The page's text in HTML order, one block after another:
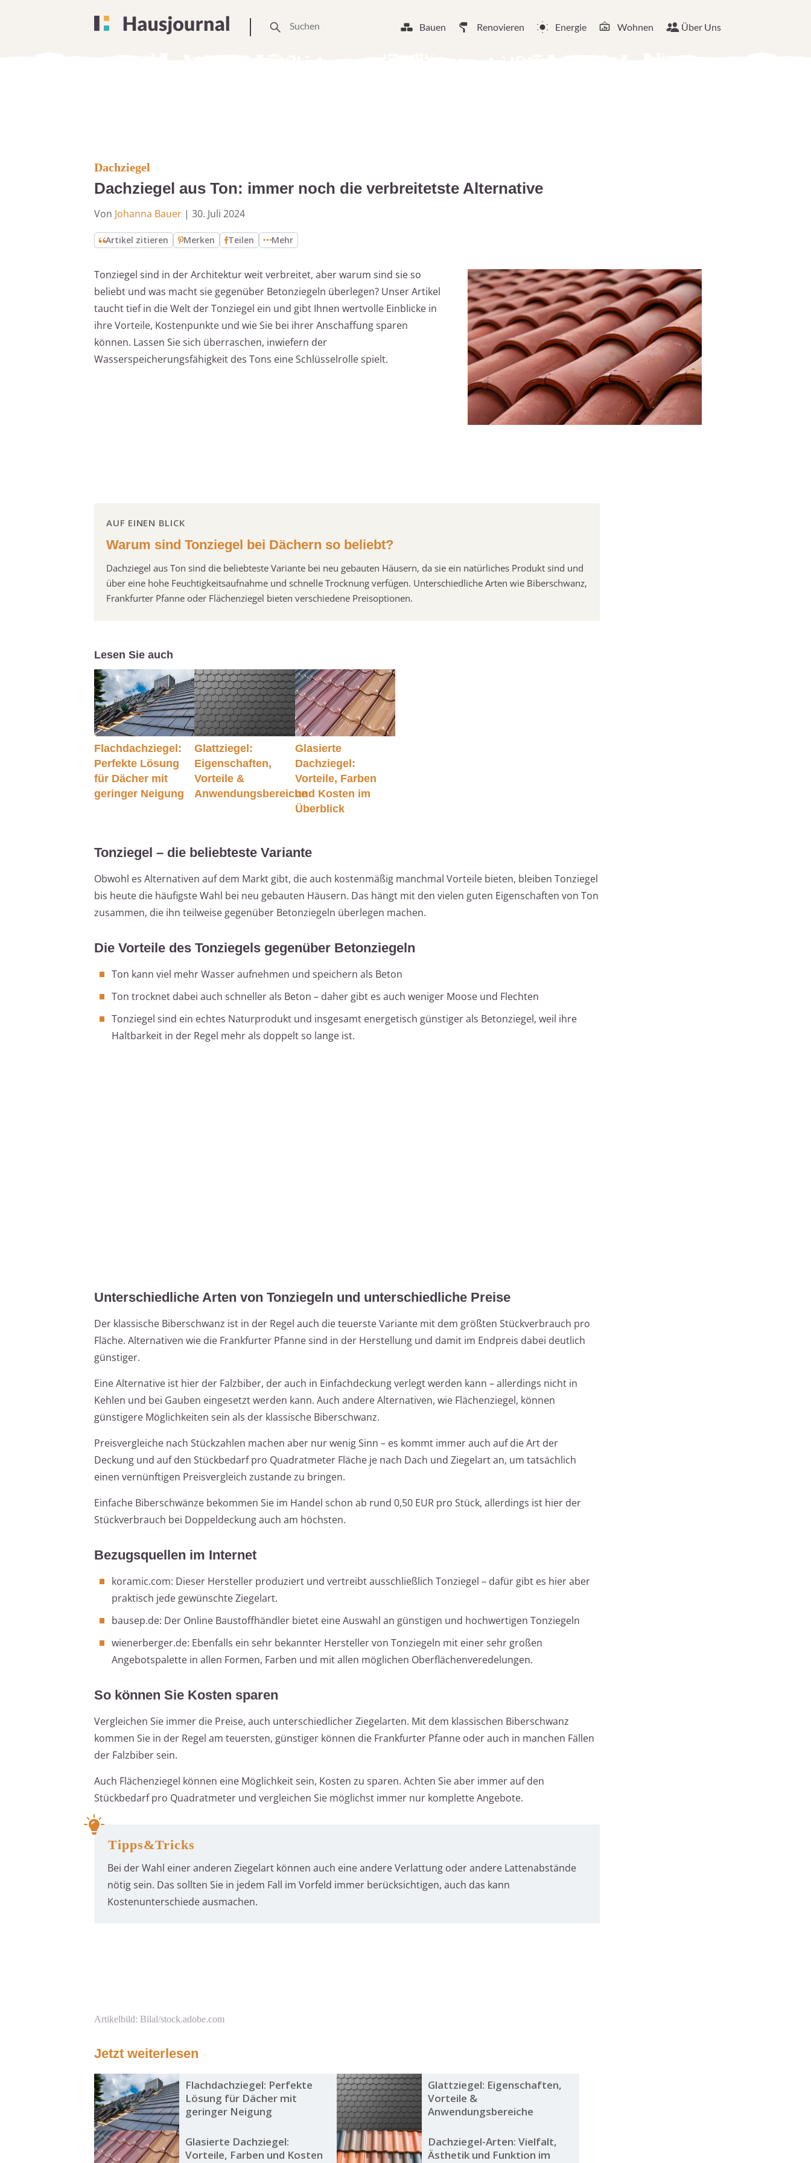
Bauen Renovieren Energie Wohnen Über Uns
Dachziegel
Dachziegel aus Ton: immer noch die verbreitetste Alternative
Von Johanna Bauer | 30. Juli 2024
Artikel zitieren Merken Teilen Mehr
Tonziegel sind in der Architektur weit verbreitet, aber warum sind sie so
beliebt und was macht sie gegenüber Betonziegeln überlegen? Unser Artikel
taucht tief in die Welt der Tonziegel ein und gibt Ihnen wertvolle Einblicke in
ihre Vorteile, Kostenpunkte und wie Sie bei ihrer Anschaffung sparen
können. Lassen Sie sich überraschen, inwiefern der
Wasserspeicherungsfähigkeit des Tons eine Schlüsselrolle spielt.
AUF EINEN BLICK
Warum sind Tonziegel bei Dächern so beliebt?
Dachziegel aus Ton sind die beliebteste Variante bei neu gebauten Häusern, da sie ein natürliches Produkt sind und
über eine hohe Feuchtigkeitsaufnahme und schnelle Trocknung verfügen. Unterschiedliche Arten wie Biberschwanz,
Frankfurter Pfanne oder Flächenziegel bieten verschiedene Preisoptionen.
Lesen Sie auch
Flachdachziegel:
Perfekte Lösung
für Dächer mit
geringer Neigung
Glattziegel:
Eigenschaften,
Vorteile &
Anwendungsbereiche
Glasierte
Dachziegel:
Vorteile, Farben
und Kosten im
Überblick
Tonziegel – die beliebteste Variante
Obwohl es Alternativen auf dem Markt gibt, die auch kostenmäßig manchmal Vorteile bieten, bleiben Tonziegel
bis heute die häufigste Wahl bei neu gebauten Häusern. Das hängt mit den vielen guten Eigenschaften von Ton
zusammen, die ihn teilweise gegenüber Betonziegeln überlegen machen.
Die Vorteile des Tonziegels gegenüber Betonziegeln
Ton kann viel mehr Wasser aufnehmen und speichern als Beton
Ton trocknet dabei auch schneller als Beton – daher gibt es auch weniger Moose und Flechten
Tonziegel sind ein echtes Naturprodukt und insgesamt energetisch günstiger als Betonziegel, weil ihre
Haltbarkeit in der Regel mehr als doppelt so lange ist.
Unterschiedliche Arten von Tonziegeln und unterschiedliche Preise
Der klassische Biberschwanz ist in der Regel auch die teuerste Variante mit dem größten Stückverbrauch pro
Fläche. Alternativen wie die Frankfurter Pfanne sind in der Herstellung und damit im Endpreis dabei deutlich
günstiger.
Eine Alternative ist hier der Falzbiber, der auch in Einfachdeckung verlegt werden kann – allerdings nicht in
Kehlen und bei Gauben eingesetzt werden kann. Auch andere Alternativen, wie Flächenziegel, können
günstigere Möglichkeiten sein als der klassische Biberschwanz.
Preisvergleiche nach Stückzahlen machen aber nur wenig Sinn – es kommt immer auch auf die Art der
Deckung und auf den Stückbedarf pro Quadratmeter Fläche je nach Dach und Ziegelart an, um tatsächlich
einen vernünftigen Preisvergleich zustande zu bringen.
Einfache Biberschwänze bekommen Sie im Handel schon ab rund 0,50 EUR pro Stück, allerdings ist hier der
Stückverbrauch bei Doppeldeckung auch am höchsten.
Bezugsquellen im Internet
koramic.com: Dieser Hersteller produziert und vertreibt ausschließlich Tonziegel – dafür gibt es hier aber
praktisch jede gewünschte Ziegelart.
bausep.de: Der Online Baustoffhändler bietet eine Auswahl an günstigen und hochwertigen Tonziegeln
wienerberger.de: Ebenfalls ein sehr bekannter Hersteller von Tonziegeln mit einer sehr großen
Angebotspalette in allen Formen, Farben und mit allen möglichen Oberflächenveredelungen.
So können Sie Kosten sparen
Vergleichen Sie immer die Preise, auch unterschiedlicher Ziegelarten. Mit dem klassischen Biberschwanz
kommen Sie in der Regel am teuersten, günstiger können die Frankfurter Pfanne oder auch in manchen Fällen
der Falzbiber sein.
Auch Flächenziegel können eine Möglichkeit sein, Kosten zu sparen. Achten Sie aber immer auf den
Stückbedarf pro Quadratmeter und vergleichen Sie möglichst immer nur komplette Angebote.
Tipps&Tricks
Bei der Wahl einer anderen Ziegelart können auch eine andere Verlattung oder andere Lattenabstände
nötig sein. Das sollten Sie in jedem Fall im Vorfeld immer berücksichtigen, auch das kann
Kostenunterschiede ausmachen.
Artikelbild: Bilal/stock.adobe.com
Jetzt weiterlesen
Flachdachziegel: Perfekte
Lösung für Dächer mit
geringer Neigung
Glattziegel: Eigenschaften,
Vorteile &
Anwendungsbereiche
Glasierte Dachziegel:
Vorteile, Farben und Kosten
Dachziegel-Arten: Vielfalt,
Ästhetik und Funktion im